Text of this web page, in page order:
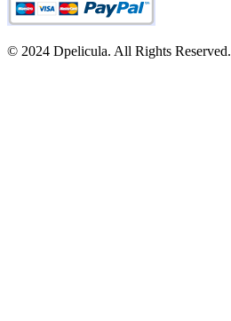
© 2024 Dpelicula. All Rights Reserved.